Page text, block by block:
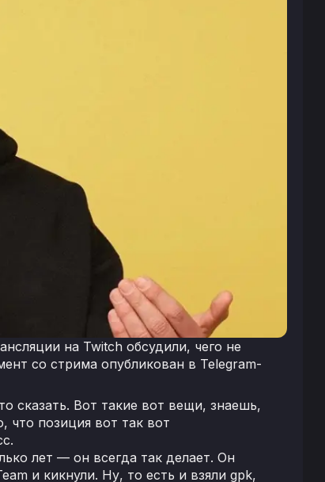
на Twitch обсудили, чего не
со стрима опубликован в Telegram-
сказать. Вот такие вот вещи, знаешь,
что позиция вот так вот
лет — он всегда так делает. Он
и кикнули. Ну, то есть и взяли gpk,